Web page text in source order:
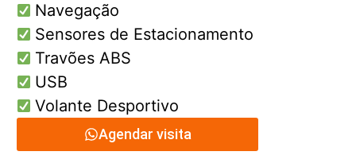
Navegação
Sensores de Estacionamento
Travões ABS
USB
Volante Desportivo
Agendar visita